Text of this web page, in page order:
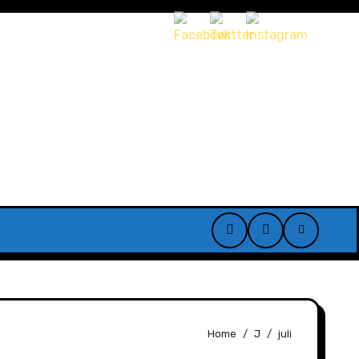
Home J juli